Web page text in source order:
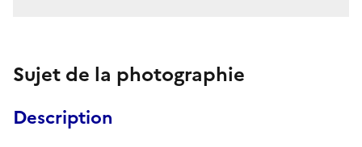
Sujet de la photographie
Description